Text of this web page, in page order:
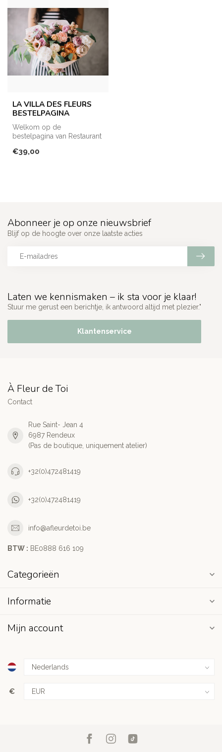
LA VILLA DES FLEURS
BESTELPAGINA
Welkom op de
bestelpagina van Restaurant
je enkel ...
€39,00
Laten we kennismaken – ik sta voor je klaar!
Stuur me gerust een berichtje, ik antwoord altijd met plezier."
Klantenservice
Abonneer je op onze nieuwsbrief
Blijf op de hoogte over onze laatste acties
À Fleur de Toi
Contact
Rue Saint- Jean 4
6987 Rendeux
(Pas de boutique, uniquement atelier)
+32(0)472481419
+32(0)472481419
info@afleurdetoi.be
BTW : BE0888 616 109
Categorieën
Informatie
Mijn account
€